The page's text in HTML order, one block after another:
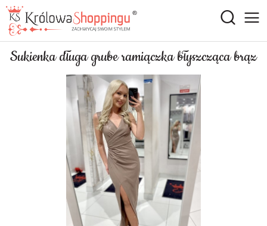
Sukienka długa grube ramiączka błyszcząca brąz